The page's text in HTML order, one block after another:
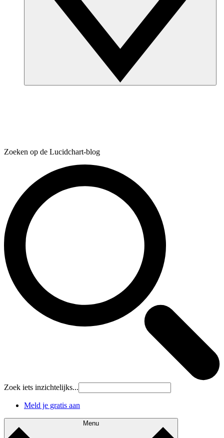
Zoeken op de Lucidchart-blog
Zoek iets inzichtelijks...
Meld je gratis aan
Menu